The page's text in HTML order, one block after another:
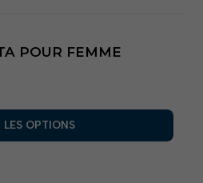
POUR FEMME
LES OPTIONS